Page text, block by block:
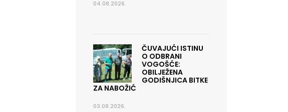
04.08.2026.
ČUVAJUĆI ISTINU
O ODBRANI
VOGOŠĆE:
OBILJEŽENA
GODIŠNJICA BITKE
ZA NABOŽIĆ
03.08.2026.